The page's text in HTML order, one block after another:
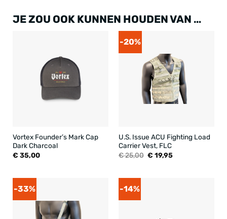
JE ZOU OOK KUNNEN HOUDEN VAN …
Vortex Founder’s Mark Cap
Dark Charcoal
€ 35,00
-20%
U.S. Issue ACU Fighting Load
Carrier Vest, FLC
€25,00 Oorspronkelijke
prijs
€ 19,95Huidige
-33% -14%